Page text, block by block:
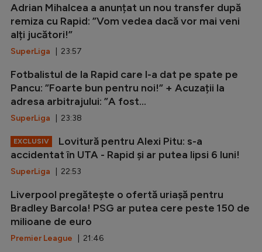
Adrian Mihalcea a anunțat un nou transfer după
remiza cu Rapid: ”Vom vedea dacă vor mai veni
alți jucători!”
SuperLiga | 23:57
Fotbalistul de la Rapid care l-a dat pe spate pe
Pancu: ”Foarte bun pentru noi!” + Acuzații la
adresa arbitrajului: ”A fost...
SuperLiga | 23:38
EXCLUSIV
Lovitură pentru Alexi Pitu: s-a
accidentat în UTA - Rapid și ar putea lipsi 6 luni!
SuperLiga | 22:53
Liverpool pregătește o ofertă uriașă pentru
Bradley Barcola! PSG ar putea cere peste 150 de
milioane de euro
Premier League | 21:46